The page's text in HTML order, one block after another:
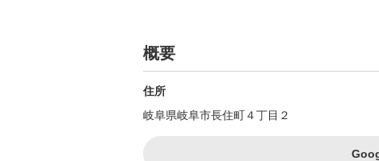
概要
住所
岐阜県岐阜市長住町４丁目２